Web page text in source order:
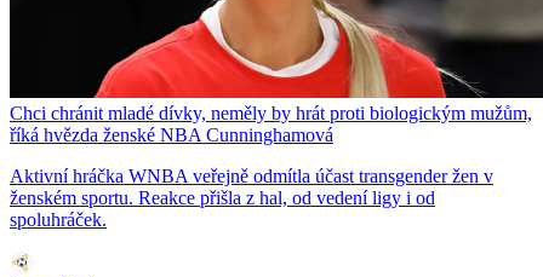
Chci chránit mladé dívky, neměly by hrát proti biologickým mužům,
říká hvězda ženské NBA Cunninghamová
Aktivní hráčka WNBA veřejně odmítla účast transgender žen v
ženském sportu. Reakce přišla z hal, od vedení ligy i od
spoluhráček.